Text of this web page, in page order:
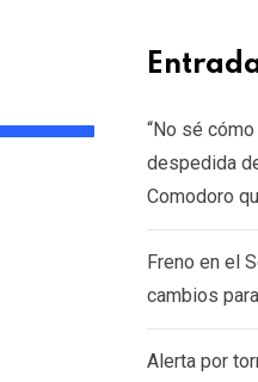
5 AGOSTO, 2026
“No sé
despedida
Comodoro
Freno en el
cambios
Alerta por